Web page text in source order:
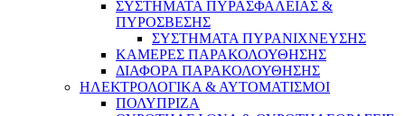
ΣΥΣΤΗΜΑΤΑ ΠΥΡΑΣΦΑΛΕΙΑΣ &
ΠΥΡΟΣΒΕΣΗΣ
ΣΥΣΤΗΜΑΤΑ ΠΥΡΑΝΙΧΝΕΥΣΗΣ
ΚΑΜΕΡΕΣ ΠΑΡΑΚΟΛΟΥΘΗΣΗΣ
ΔΙΑΦΟΡΑ ΠΑΡΑΚΟΛΟΥΘΗΣΗΣ
ΗΛΕΚΤΡΟΛΟΓΙΚΑ & ΑΥΤΟΜΑΤΙΣΜΟΙ
ΠΟΛΥΠΡΙΖΑ